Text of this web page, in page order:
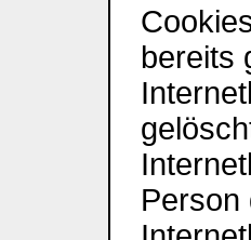
bereits
Person